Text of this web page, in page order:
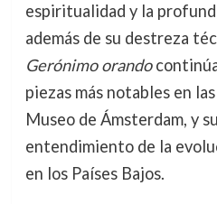
espiritualidad y la
además de su destreza
Gerónimo orando
piezas más notables en
Museo de Ámsterdam, y
entendimiento de la
en los Países Bajos.